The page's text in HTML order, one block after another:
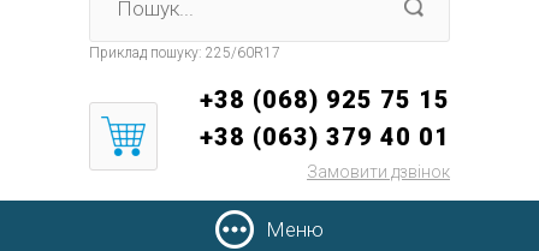
Приклад пошуку: 225/60R17
+38 (068) 925 75 15
+38 (063) 379 40 01
Замовити дзвінок
Меню